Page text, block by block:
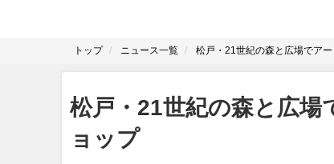
トップ ニュース一覧 松戸・21世紀の森と広場でア
松戸・21世紀の森と広
ョップ